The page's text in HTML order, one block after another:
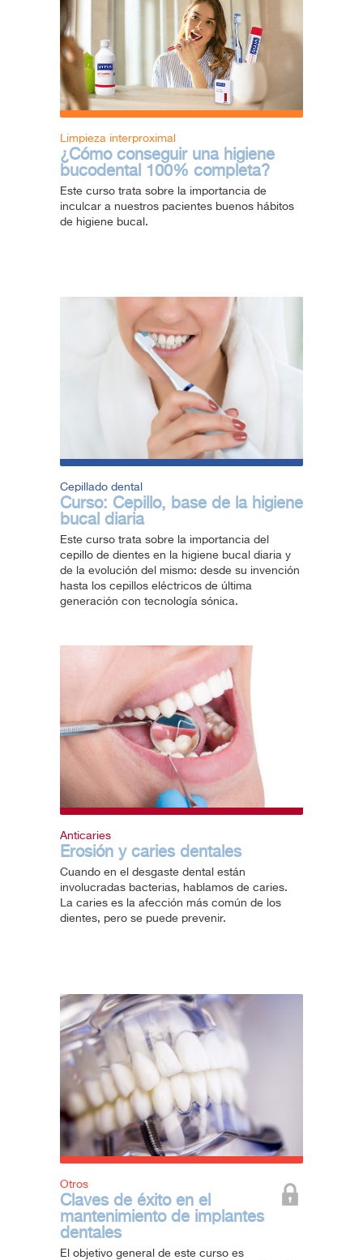
Limpieza interproximal
¿Cómo conseguir una higiene
bucodental 100% completa?
Este curso trata sobre la importancia de
inculcar a nuestros pacientes buenos hábitos
de higiene bucal.
Cepillado dental
Curso: Cepillo, base de la higiene
bucal diaria
Este curso trata sobre la importancia del
cepillo de dientes en la higiene bucal diaria y
de la evolución del mismo: desde su invención
hasta los cepillos eléctricos de última
generación con tecnología sónica.
Anticaries
Erosión y caries dentales
Cuando en el desgaste dental están
involucradas bacterias, hablamos de caries.
La caries es la afección más común de los
dientes, pero se puede prevenir.
Otros
Claves de éxito en el
mantenimiento de implantes
dentales
El objetivo general de este curso es